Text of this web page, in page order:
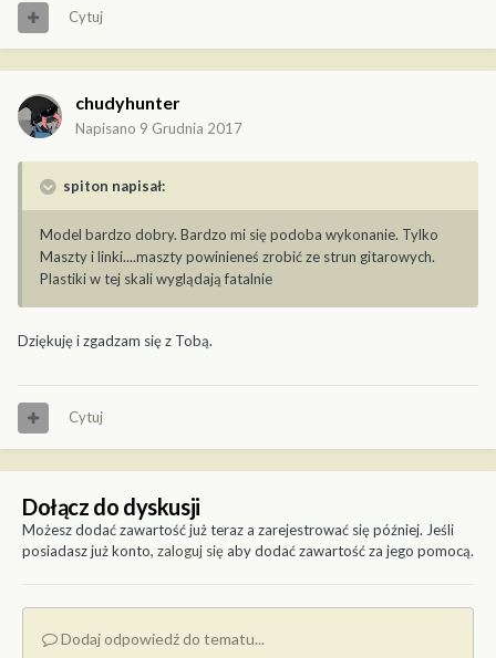
Cytuj
chudyhunter
Napisano 9 Grudnia 2017
spiton napisał:
Model bardzo dobry. Bardzo mi się podoba wykonanie. Tylko
Maszty i linki....maszty powinieneś zrobić ze strun gitarowych.
Plastiki w tej skali wyglądają fatalnie
Dziękuję i zgadzam się z Tobą.
Cytuj
Dołącz do dyskusji
Możesz dodać zawartość już teraz a zarejestrować się później. Jeśli
posiadasz już konto, zaloguj sięaby dodać zawartość za jego pomocą.
Dodaj odpowiedź do tematu...